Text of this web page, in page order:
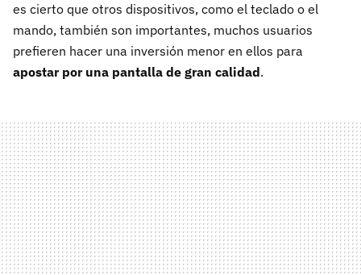
es cierto que otros dispositivos, como el teclado o el
mando, también son importantes, muchos usuarios
prefieren hacer una inversión menor en ellos para
apostar por una pantalla de gran calidad.